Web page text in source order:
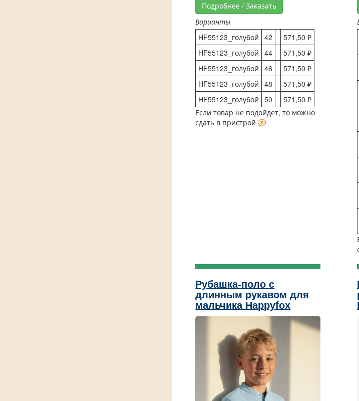
Подробнее / Заказать
Варианты
HF55123_голубой
42
571,50 ₽
HF55123_голубой
44
571,50 ₽
HF55123_голубой
46
571,50 ₽
HF55123_голубой
48
571,50 ₽
HF55123_голубой
50
571,50 ₽
Если товар не подойдет, то можно
сдать в пристрой
Рубашка-поло с
длинным рукавом для
мальчика Happyfox